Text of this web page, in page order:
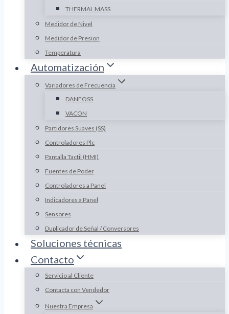
THERMAL MASS
Medidor de Nivel
Medidor de Presion
Temperatura
Automatización
Variadores de Frecuencia
DANFOSS
VACON
Partidores Suaves (SS)
Controladores Plc
Pantalla Tactil (HMI)
Fuentes de Poder
Controladores a Panel
Indicadores a Panel
Sensores
Duplicador de Señal / Conversores
Soluciones técnicas
Contacto
Servicio al Cliente
Contacta con Vendedor
Nuestra Empresa